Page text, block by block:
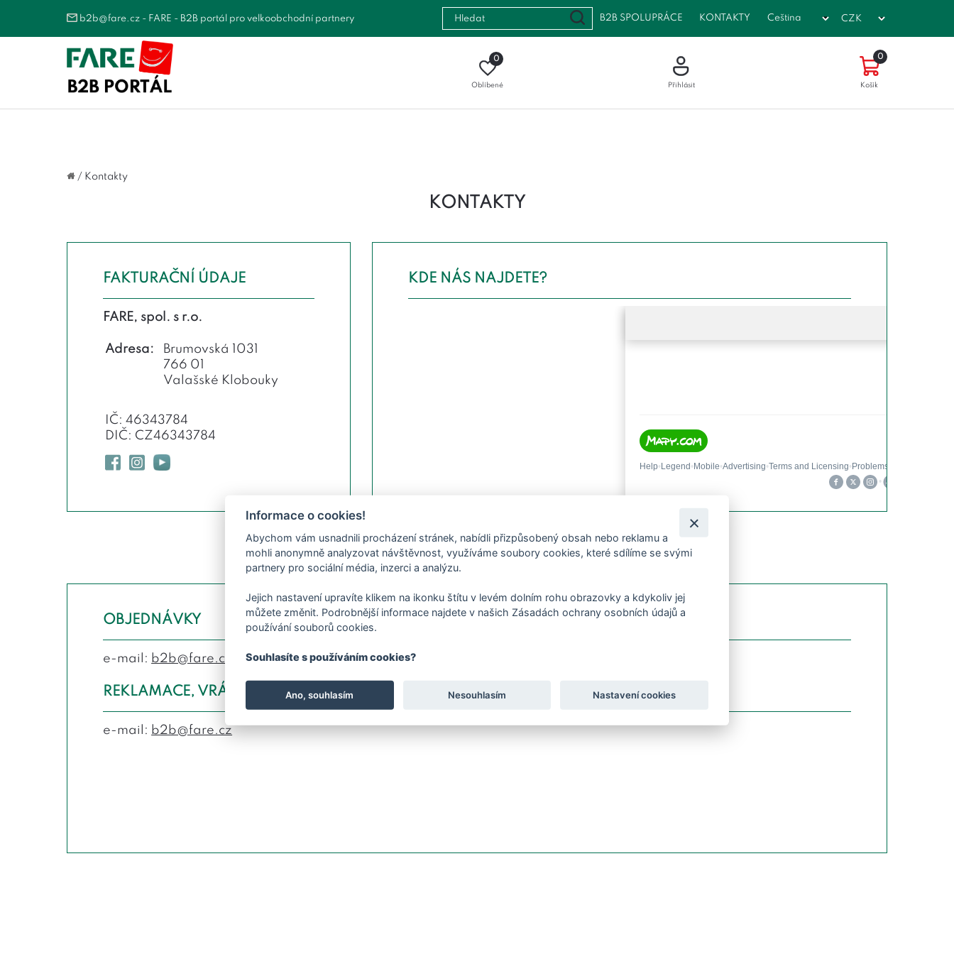
b2b@fare.cz - FARE - B2B portál pro velkoobchodní partnery B2B SPOLUPRÁCE KONTAKTY
Oblíbené
0
Přihlásit Košík
0
/ Kontakty
KONTAKTY
FAKTURAČNÍ ÚDAJE
FARE, spol. s r.o.
Adresa:
Brumovská 1031
766 01
Valašské Klobouky
IČ: 46343784
DIČ: CZ46343784
KDE NÁS NAJDETE?
OBJEDNÁVKY
e-mail: b2b@fare.cz
REKLAMACE, VRÁCENÍ ZBOŽÍ
e-mail: b2b@fare.cz
Informace o cookies!
Abychom vám usnadnili procházení stránek, nabídli přizpůsobený obsah nebo reklamu a
mohli anonymně analyzovat návštěvnost, využíváme soubory cookies, které sdílíme se svými
partnery pro sociální média, inzerci a analýzu.
Jejich nastavení upravíte klikem na ikonku štítu v levém dolním rohu obrazovky a kdykoliv jej
můžete změnit. Podrobnější informace najdete v našich Zásadách ochrany osobních údajů a
používání souborů cookies.
Souhlasíte s používáním cookies?
Ano, souhlasím Nesouhlasím Nastavení cookies